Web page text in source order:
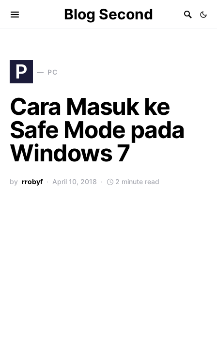
Blog Second
P PC
Cara Masuk ke
Safe Mode pada
Windows 7
by rrobyf April 10, 2018 2 minute read